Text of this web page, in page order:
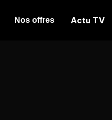
Nos offres Actu TV